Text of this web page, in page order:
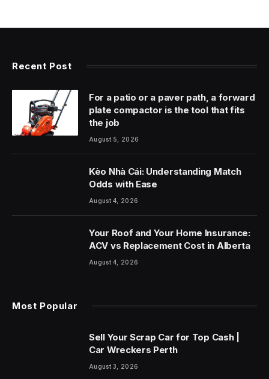
Recent Post
For a patio or a paver path, a forward
plate compactor is the tool that fits
the job
August 5, 2026
Kèo Nhà Cái: Understanding Match
Odds with Ease
August 4, 2026
Your Roof and Your Home Insurance:
ACV vs Replacement Cost in Alberta
August 4, 2026
Most Popular
Sell Your Scrap Car for Top Cash |
Car Wreckers Perth
August 3, 2026